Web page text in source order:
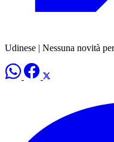
Udinese | Nessuna novità